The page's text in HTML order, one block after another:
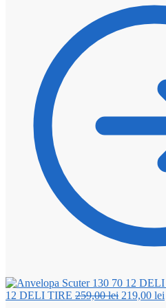
1.201,39 lei.
1.201,39 lei.
12 DELI TIRE 259,00lei Prețul
219,00 lei